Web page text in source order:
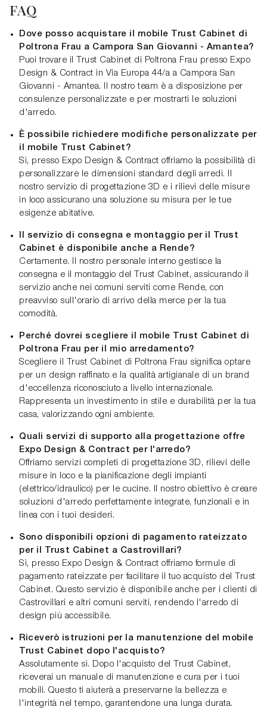
FAQ
Dove posso acquistare il mobile Trust Cabinet di
Poltrona Frau a Campora San Giovanni - Amantea?
Puoi trovare il Trust Cabinet di Poltrona Frau presso Expo
Design & Contract in Via Europa 44/a a Campora San
Giovanni - Amantea. Il nostro team è a disposizione per
consulenze personalizzate e per mostrarti le soluzioni
d'arredo.
È possibile richiedere modifiche personalizzate per
il mobile Trust Cabinet?
Sì, presso Expo Design & Contract offriamo la possibilità di
personalizzare le dimensioni standard degli arredi. Il
nostro servizio di progettazione 3D e i rilievi delle misure
in loco assicurano una soluzione su misura per le tue
esigenze abitative.
Il servizio di consegna e montaggio per il Trust
Cabinet è disponibile anche a Rende?
Certamente. Il nostro personale interno gestisce la
consegna e il montaggio del Trust Cabinet, assicurando il
servizio anche nei comuni serviti come Rende, con
preavviso sull'orario di arrivo della merce per la tua
comodità.
Perché dovrei scegliere il mobile Trust Cabinet di
Poltrona Frau per il mio arredamento?
Scegliere il Trust Cabinet di Poltrona Frau significa optare
per un design raffinato e la qualità artigianale di un brand
d'eccellenza riconosciuto a livello internazionale.
Rappresenta un investimento in stile e durabilità per la tua
casa, valorizzando ogni ambiente.
Quali servizi di supporto alla progettazione offre
Expo Design & Contract per l'arredo?
Offriamo servizi completi di progettazione 3D, rilievi delle
misure in loco e la pianificazione degli impianti
(elettrico/idraulico) per le cucine. Il nostro obiettivo è creare
soluzioni d'arredo perfettamente integrate, funzionali e in
linea con i tuoi desideri.
Sono disponibili opzioni di pagamento rateizzato
per il Trust Cabinet a Castrovillari?
Sì, presso Expo Design & Contract offriamo formule di
pagamento rateizzate per facilitare il tuo acquisto del Trust
Cabinet. Questo servizio è disponibile anche per i clienti di
Castrovillari e altri comuni serviti, rendendo l'arredo di
design più accessibile.
Riceverò istruzioni per la manutenzione del mobile
Trust Cabinet dopo l'acquisto?
Assolutamente sì. Dopo l'acquisto del Trust Cabinet,
riceverai un manuale di manutenzione e cura per i tuoi
mobili. Questo ti aiuterà a preservarne la bellezza e
l'integrità nel tempo, garantendone una lunga durata.